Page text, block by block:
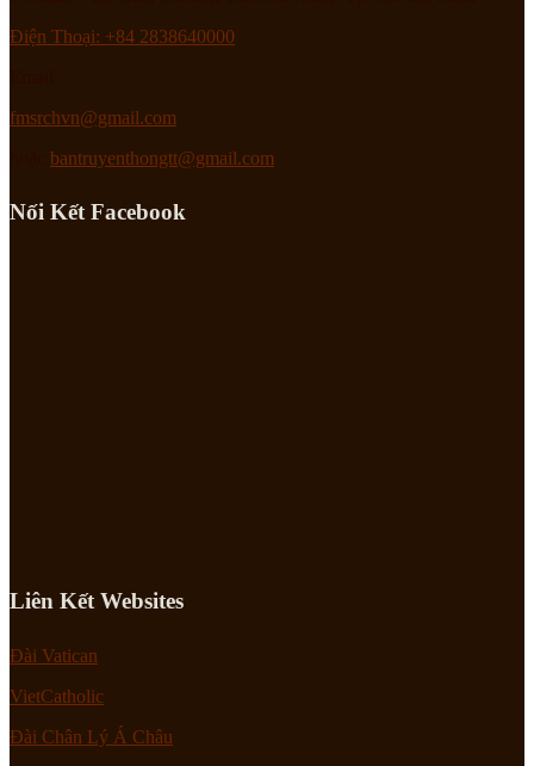
Điện Thoại: +84 2838640000
fmsrchvn@gmail.com
bantruyenthongtt@gmail.com
Nối Kết Facebook
Liên Kết Websites
Đài Vatican
VietCatholic
Đài Chân Lý Á Châu